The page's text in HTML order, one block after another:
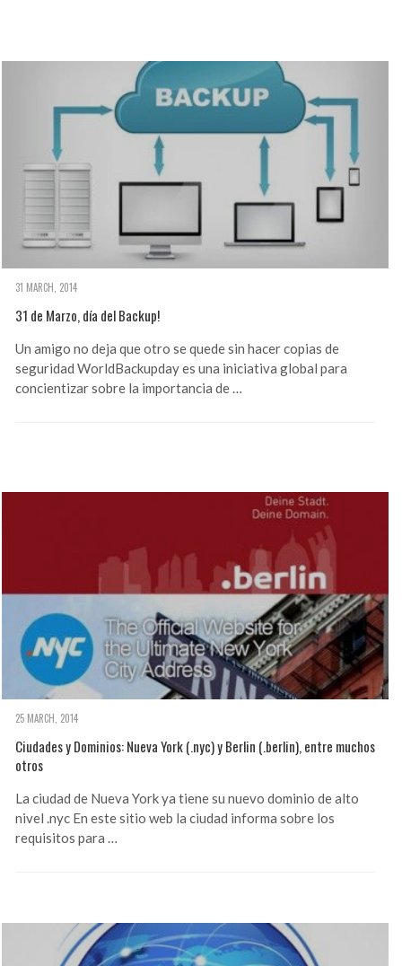
31 MARCH, 2014
31 de Marzo, día del Backup!
Un amigo no deja que otro se quede sin hacer copias de
seguridad WorldBackupday es una iniciativa global para
concientizar sobre la importancia de …
25 MARCH, 2014
Ciudades y Dominios: Nueva York (.nyc) y Berlin (.berlin), entre muchos
otros
La ciudad de Nueva York ya tiene su nuevo dominio de alto
nivel .nyc En este sitio web la ciudad informa sobre los
requisitos para …